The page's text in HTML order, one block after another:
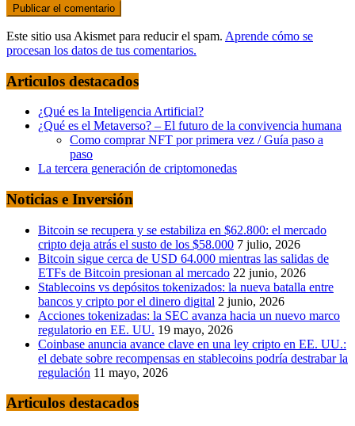
Este sitio usa Akismet para reducir el spam. Aprende cómo se
procesan los datos de tus comentarios.
Articulos destacados
¿Qué es la Inteligencia Artificial?
¿Qué es el Metaverso? – El futuro de la convivencia humana
Como comprar NFT por primera vez / Guía paso a
paso
La tercera generación de criptomonedas
Noticias e Inversión
Bitcoin se recupera y se estabiliza en $62.800: el mercado
cripto deja atrás el susto de los $58.000 7 julio, 2026
Bitcoin sigue cerca de USD 64.000 mientras las salidas de
ETFs de Bitcoin presionan al mercado 22 junio, 2026
Stablecoins vs depósitos tokenizados: la nueva batalla entre
bancos y cripto por el dinero digital 2 junio, 2026
Acciones tokenizadas: la SEC avanza hacia un nuevo marco
regulatorio en EE. UU. 19 mayo, 2026
Coinbase anuncia avance clave en una ley cripto en EE. UU.:
el debate sobre recompensas en stablecoins podría destrabar la
regulación 11 mayo, 2026
Articulos destacados